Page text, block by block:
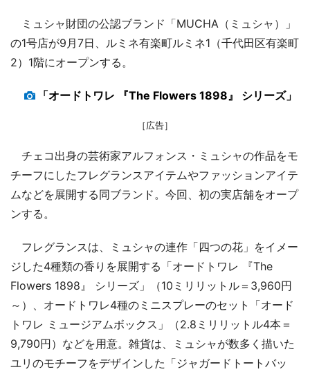
ミュシャ財団の公認ブランド「MUCHA（ミュシャ）」
の1号店が9月7日、ルミネ有楽町ルミネ1（千代田区有楽町
2）1階にオープンする。
「オードトワレ 『The Flowers 1898』 シリーズ」
［広告］
チェコ出身の芸術家アルフォンス・ミュシャの作品をモ
チーフにしたフレグランスアイテムやファッションアイテ
ムなどを展開する同ブランド。今回、初の実店舗をオープ
ンする。
フレグランスは、ミュシャの連作「四つの花」をイメー
ジした4種類の香りを展開する「オードトワレ 『The
Flowers 1898』 シリーズ」（10ミリリットル＝3,960円
～）、オードトワレ4種のミニスプレーのセット「オード
トワレ ミュージアムボックス」（2.8ミリリットル4本＝
9,790円）などを用意。雑貨は、ミュシャが数多く描いた
ユリのモチーフをデザインした「ジャガードトートバッ